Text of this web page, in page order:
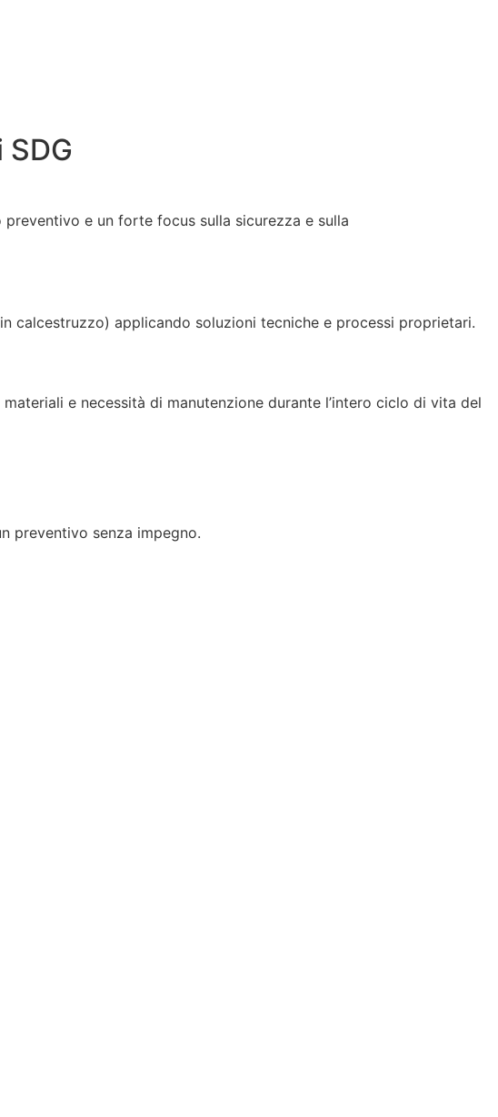
e un forte focus sulla sicurezza e sulla
calcestruzzo) applicando soluzioni tecniche e processi proprietari.
e necessità di manutenzione durante l’intero ciclo di vita del
preventivo senza impegno.